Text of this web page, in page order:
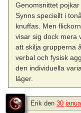
Genomsnittet
Synns speciellt i
knuffas. Men
visar sig dock mera
att skilja grupperna
verbal och fysisk
den individuella
läger.
Erik den 30